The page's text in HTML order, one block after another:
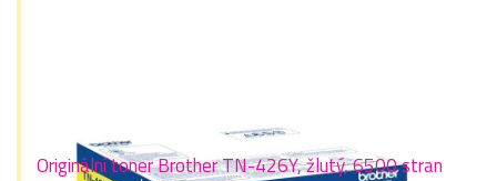
Originální toner Brother TN-426Y, žlutý, 6500 stran